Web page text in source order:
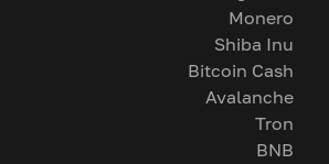
Monero
Shiba Inu
Bitcoin Cash
Avalanche
Tron
BNB